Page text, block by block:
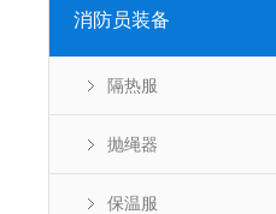
消防员装备
隔热服
抛绳器
保温服